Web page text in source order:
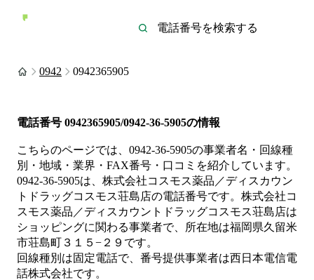
0942 0942365905
電話番号 0942365905/0942-36-5905の情報
こちらのページでは、 0942-36-5905の事業者名・回線種
別・地域・業界・FAX番号・口コミを紹介しています。
0942-36-5905は、 株式会社コスモス薬品／ディスカウン
トドラッグコスモス荘島店の電話番号です。 株式会社コ
スモス薬品／ディスカウントドラッグコスモス荘島店は
ショッピングに関わる事業者で、所在地は福岡県久留米
市荘島町３１５−２９ です。
回線種別は固定電話で、番号提供事業者は西日本電信電
話株式会社です。